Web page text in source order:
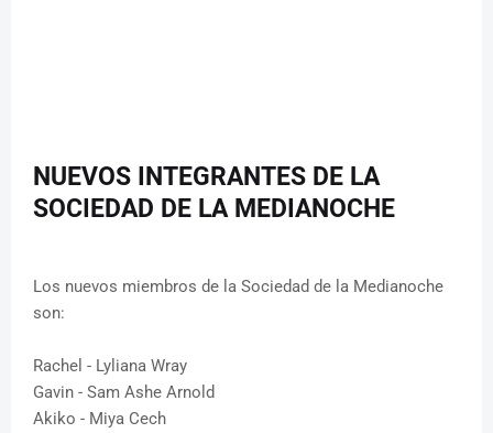
NUEVOS INTEGRANTES DE LA
SOCIEDAD DE LA MEDIANOCHE
Los nuevos miembros de la Sociedad de la Medianoche
son:
Rachel - Lyliana Wray
Gavin - Sam Ashe Arnold
Akiko - Miya Cech